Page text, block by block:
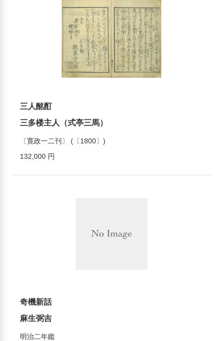
三人酩酊
三多楼主人（式亭三馬）
〔寛政一二刊〕 (〔1800〕)
132,000 円
奇機新話
麻生弼吉
明治二年鑑